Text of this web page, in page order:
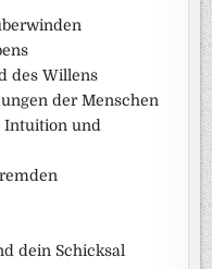
des Willens
der Menschen
Intuition und
dein Schicksal